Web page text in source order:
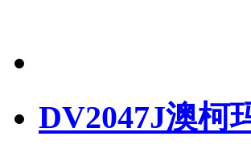
DV2047J澳柯